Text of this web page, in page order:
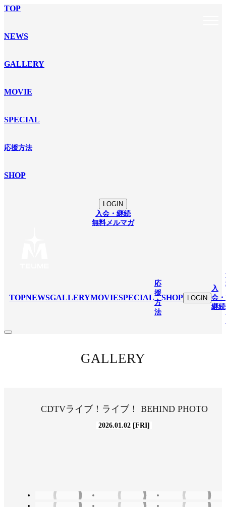
TOP
NEWS
GALLERY
MOVIE
SPECIAL
応援方法
SHOP
LOGIN
入会・継続
無料メルマガ
TOPNEWSGALLERYMOVIESPECIAL
応
援
方
法
SHOP LOGIN
入
会・
継続
GALLERY
CDTVライブ！ライブ！ BEHIND PHOTO
2026.01.02 [FRI]